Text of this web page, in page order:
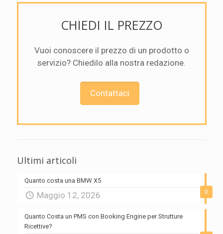
CHIEDI IL PREZZO
Vuoi conoscere il prezzo di un prodotto o
servizio? Chiedilo alla nostra redazione.
Contattaci
Ultimi articoli
0
Quanto costa una BMW X5
Maggio 12, 2026
Quanto Costa un PMS con Booking Engine per Strutture
Ricettive?